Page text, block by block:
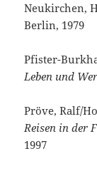
Neukirchen,
Berlin, 1979
Pfister-
Leben und
Pröve, Ralf/
Reisen in der
1997